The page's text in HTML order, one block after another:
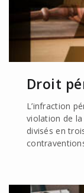
Droit
L’infraction
violation de
divisés en